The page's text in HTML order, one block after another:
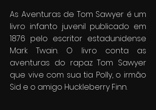
As Aventuras de Tom Sawyer é um
livro infanto juvenil publicado em
1876 pelo escritor estadunidense
Mark Twain. O livro conta as
aventuras do rapaz Tom Sawyer
que vive com sua tia Polly, o irmão
Sid e o amigo Huckleberry Finn.